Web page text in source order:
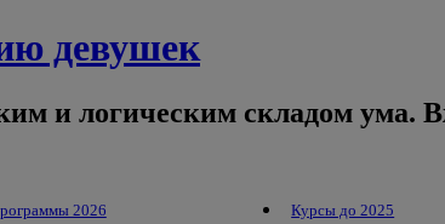
девушек
и логическим складом ума.
2026 Курсы до 2025